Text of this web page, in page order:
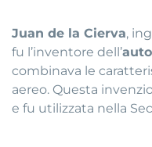
Juan de la Cierva,
fu l’inventore dell’
combinava le
aereo. Questa
e fu utilizzata nella